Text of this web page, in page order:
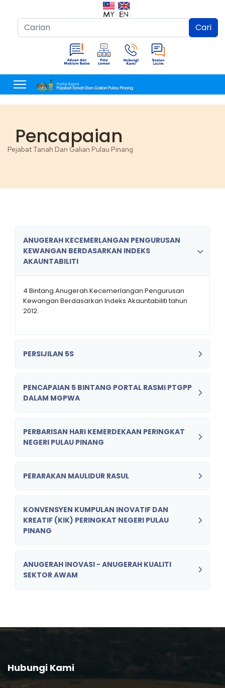
Cari
Pencapaian
Pejabat Tanah Dan Galian Pulau Pinang
ANUGERAH KECEMERLANGAN PENGURUSAN
KEWANGAN BERDASARKAN INDEKS
AKAUNTABILITI
4 Bintang Anugerah Kecemerlangan Pengurusan
Kewangan Berdasarkan Indeks Akauntabiliti tahun
2012.
PERSIJILAN 5S
PENCAPAIAN 5 BINTANG PORTAL RASMI PTGPP
DALAM MGPWA
PERBARISAN HARI KEMERDEKAAN PERINGKAT
NEGERI PULAU PINANG
PERARAKAN MAULIDUR RASUL
KONVENSYEN KUMPULAN INOVATIF DAN
KREATIF (KIK) PERINGKAT NEGERI PULAU
PINANG
ANUGERAH INOVASI - ANUGERAH KUALITI
SEKTOR AWAM
Hubungi Kami